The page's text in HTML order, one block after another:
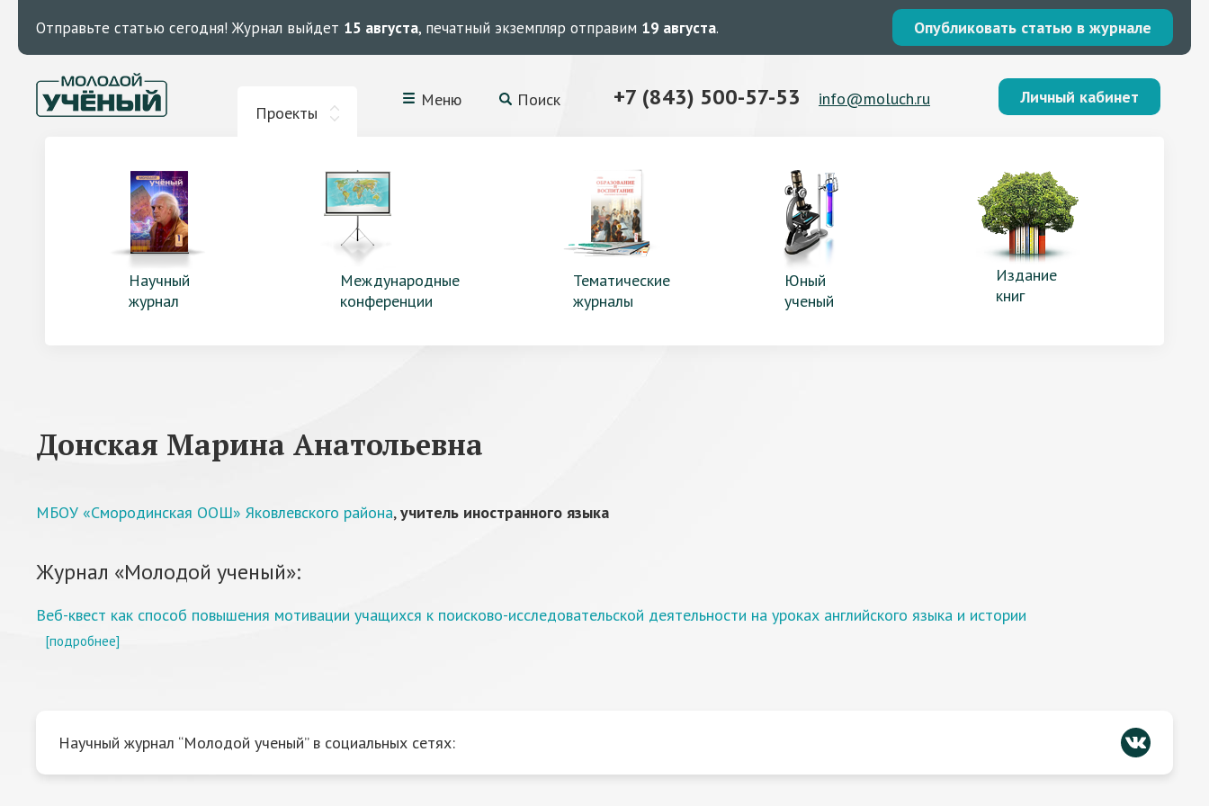
Отправьте статью сегодня! Журнал выйдет 15 августа, печатный экземпляр отправим 19 августа. Опубликовать статью в журнале
Проекты
Меню Поиск +7 (843) 500-57-53 info@moluch.ru Личный кабинет
Научный
журнал
Международные
конференции
Тематические
журналы
Юный
ученый
Издание
книг
Донская Марина Анатольевна
МБОУ «Смородинская ООШ» Яковлевского района,учитель иностранного языка
Журнал «Молодой ученый»:
Веб-квест как способ повышения мотивации учащихся к поисково-исследовательской деятельности на уроках английского языка и истории
[подробнее]
Научный журнал “Молодой ученый” в социальных сетях: